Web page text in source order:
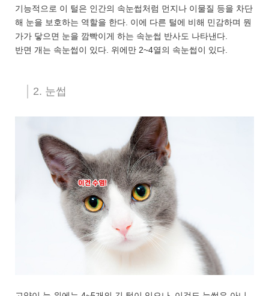
기능적으로 이 털은 인간의 속눈썹처럼 먼지나 이물질 등을 차단
해 눈을 보호하는 역할을 한다. 이에 다른 털에 비해 민감하며 뭔
가가 닿으면 눈을 깜빡이게 하는 속눈썹 반사도 나타낸다.
반면 개는 속눈썹이 있다. 위에만 2~4열의 속눈썹이 있다.
2. 눈썹